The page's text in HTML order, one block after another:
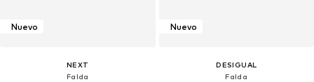
Nuevo
NEXT
Falda
Nuevo
DESIGUAL
Falda